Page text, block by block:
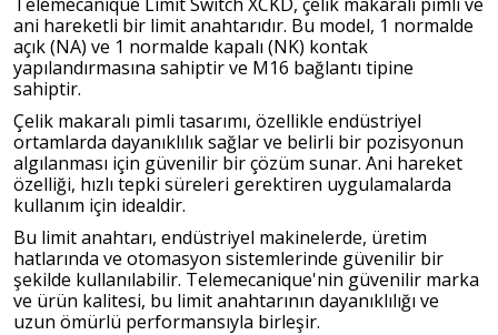
ani hareketli bir limit anahtarıdır. Bu model, 1 normalde
açık (NA) ve 1 normalde kapalı (NK) kontak
yapılandırmasına sahiptir ve M16 bağlantı tipine
sahiptir.
Çelik makaralı pimli tasarımı, özellikle endüstriyel
ortamlarda dayanıklılık sağlar ve belirli bir pozisyonun
algılanması için güvenilir bir çözüm sunar. Ani hareket
özelliği, hızlı tepki süreleri gerektiren uygulamalarda
kullanım için idealdir.
Bu limit anahtarı, endüstriyel makinelerde, üretim
hatlarında ve otomasyon sistemlerinde güvenilir bir
şekilde kullanılabilir. Telemecanique'nin güvenilir marka
ve ürün kalitesi, bu limit anahtarının dayanıklılığı ve
uzun ömürlü performansıyla birleşir.